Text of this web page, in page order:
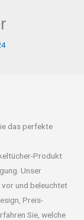
das perfekte
Produkt
Unser
und beleuchtet
Preis-
Sie, welche